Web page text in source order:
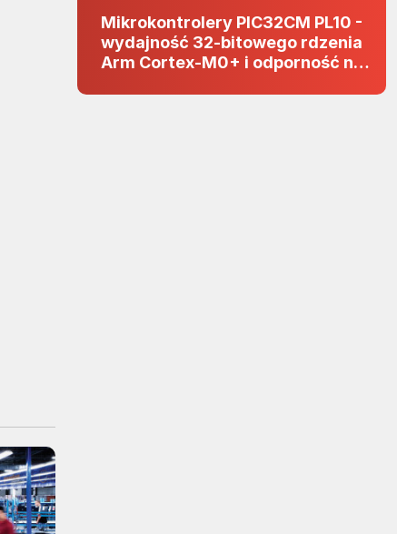
Mikrokontrolery PIC32CM PL10 -
wydajność 32-bitowego rdzenia
Arm Cortex-M0+ i odporność na